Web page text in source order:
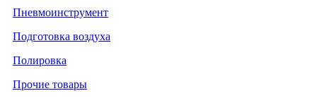
Пневмоинструмент
Подготовка воздуха
Полировка
Прочие товары